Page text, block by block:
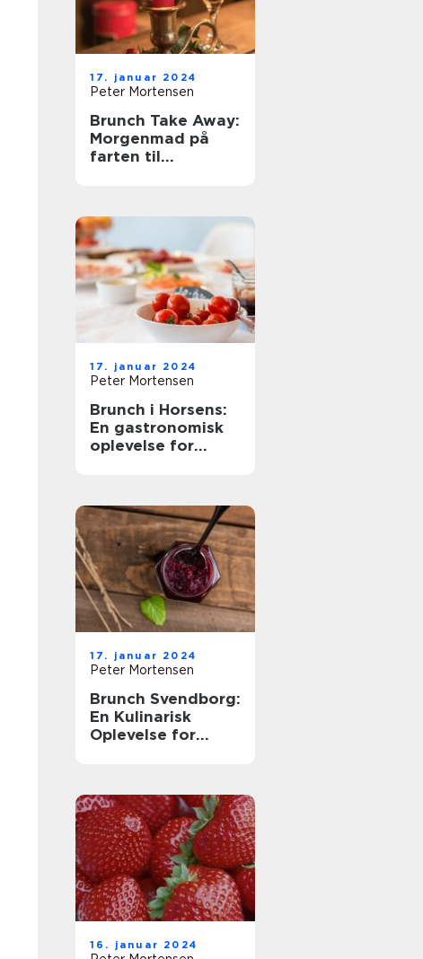
17. januar 2024
Peter Mortensen
Brunch Take Away:
Morgenmad på
farten til
17. januar 2024
Peter Mortensen
Brunch i Horsens:
En gastronomisk
oplevelse for
17. januar 2024
Peter Mortensen
Brunch Svendborg:
En Kulinarisk
Oplevelse for
16. januar 2024